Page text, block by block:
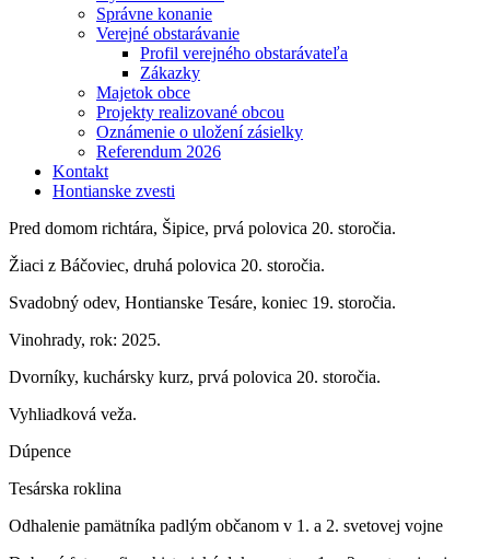
Správne konanie
Verejné obstarávanie
Profil verejného obstarávateľa
Zákazky
Majetok obce
Projekty realizované obcou
Oznámenie o uložení zásielky
Referendum 2026
Kontakt
Hontianske zvesti
Pred domom richtára, Šipice, prvá polovica 20. storočia.
Žiaci z Báčoviec, druhá polovica 20. storočia.
Svadobný odev, Hontianske Tesáre, koniec 19. storočia.
Vinohrady, rok: 2025.
Dvorníky, kuchársky kurz, prvá polovica 20. storočia.
Vyhliadková veža.
Dúpence
Tesárska roklina
Odhalenie pamätníka padlým občanom v 1. a 2. svetovej vojne